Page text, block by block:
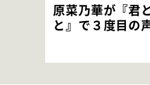
原菜乃華が『君
と』で３度目の
「お邪魔させて
感覚ですが､お